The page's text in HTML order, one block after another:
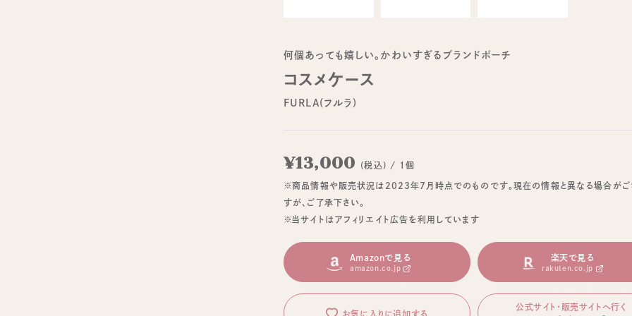
何個あっても嬉しい。かわいすぎるブランドポーチ
コスメケース
FURLA(フルラ)
¥13,000 (税込) / 1個
※商品情報や販売状況は2023年7月時点でのものです。現在の情報と異なる場合がご
すが、ご了承下さい。
※当サイトはアフィリエイト広告を利用しています
Amazonで見る
amazon.co.jp
楽天で見る
rakuten.co.jp
お気に入りに追加する
公式サイト・販売サイトへ行く